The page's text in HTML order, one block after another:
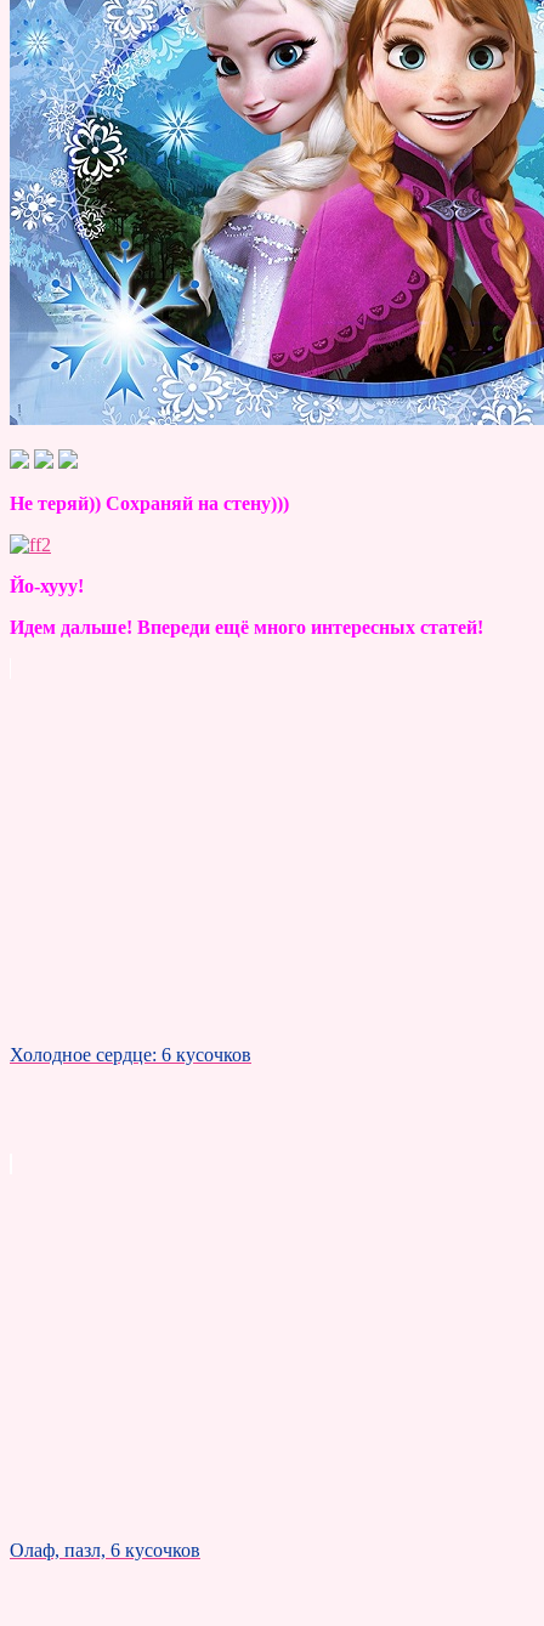
Не теряй)) Сохраняй на стену)))
Йо-хууу!
Идем дальше! Впереди ещё много интересных статей!
Холодное сердце: 6 кусочков
Олаф, пазл, 6 кусочков